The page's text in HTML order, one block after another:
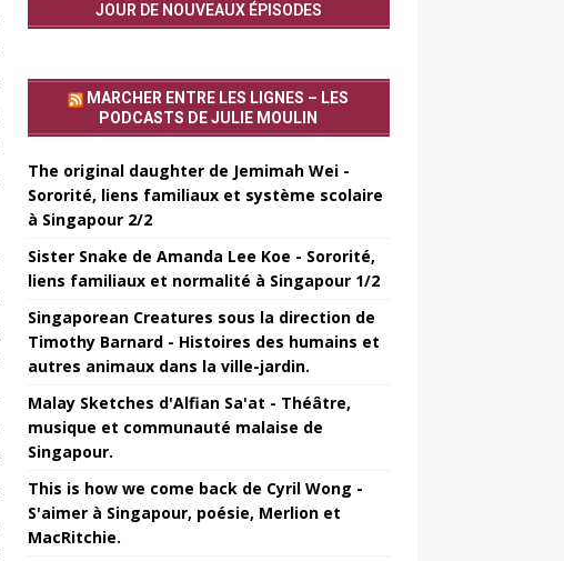
JOUR DE NOUVEAUX ÉPISODES
MARCHER ENTRE LES LIGNES – LES
PODCASTS DE JULIE MOULIN
The original daughter de Jemimah Wei -
Sororité, liens familiaux et système scolaire
à Singapour 2/2
Sister Snake de Amanda Lee Koe - Sororité,
liens familiaux et normalité à Singapour 1/2
Singaporean Creatures sous la direction de
Timothy Barnard - Histoires des humains et
autres animaux dans la ville-jardin.
Malay Sketches d'Alfian Sa'at - Théâtre,
musique et communauté malaise de
Singapour.
This is how we come back de Cyril Wong -
S'aimer à Singapour, poésie, Merlion et
MacRitchie.